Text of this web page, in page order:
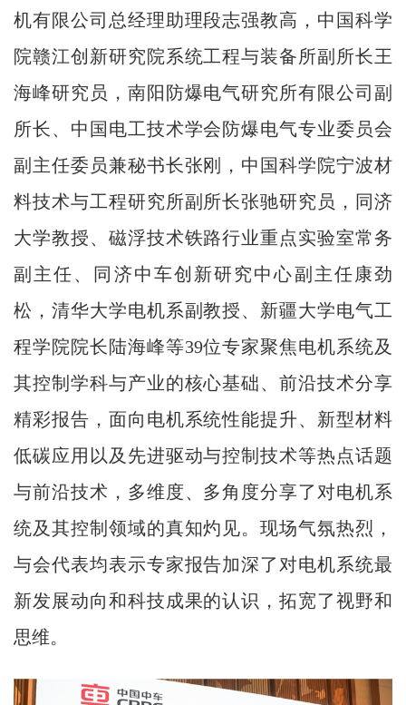
机有限公司总经理助理段志强教高，中国科学
院赣江创新研究院系统工程与装备所副所长王
海峰研究员，南阳防爆电气研究所有限公司副
所长、中国电工技术学会防爆电气专业委员会
副主任委员兼秘书长张刚，中国科学院宁波材
料技术与工程研究所副所长张驰研究员，同济
大学教授、磁浮技术铁路行业重点实验室常务
副主任、同济中车创新研究中心副主任康劲
松，清华大学电机系副教授、新疆大学电气工
程学院院长陆海峰等39位专家聚焦电机系统及
其控制学科与产业的核心基础、前沿技术分享
精彩报告，面向电机系统性能提升、新型材料
低碳应用以及先进驱动与控制技术等热点话题
与前沿技术，多维度、多角度分享了对电机系
统及其控制领域的真知灼见。现场气氛热烈，
与会代表均表示专家报告加深了对电机系统最
新发展动向和科技成果的认识，拓宽了视野和
思维。